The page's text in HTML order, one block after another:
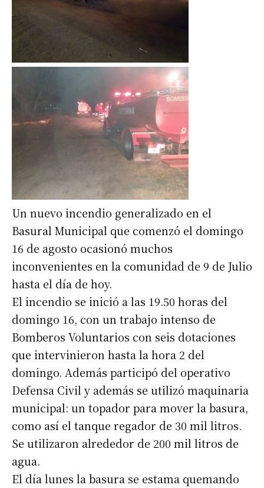
Un nuevo incendio generalizado en el
Basural Municipal que comenzó el domingo
16 de agosto ocasionó muchos
inconvenientes en la comunidad de 9 de Julio
hasta el día de hoy.
El incendio se inició a las 19.50 horas del
domingo 16, con un trabajo intenso de
Bomberos Voluntarios con seis dotaciones
que intervinieron hasta la hora 2 del
domingo. Además participó del operativo
Defensa Civil y además se utilizó maquinaria
municipal: un topador para mover la basura,
como así el tanque regador de 30 mil litros.
Se utilizaron alrededor de 200 mil litros de
agua.
El día lunes la basura se estama quemando